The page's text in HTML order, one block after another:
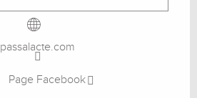
passalacte.com
Page Facebook